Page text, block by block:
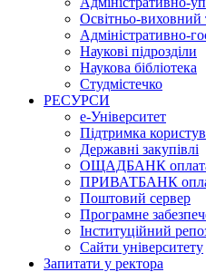
Освітньо-виховний
Адміністративно-
Наукові підрозділи
Наукова бібліотека
Студмістечко
РЕСУРСИ
е-Університет
Підтримка
Державні закупівлі
ОЩАДБАНК
ПРИВАТБАНК
Поштовий сервер
Програмне
Інституційний
Сайти університету
Запитати у ректора